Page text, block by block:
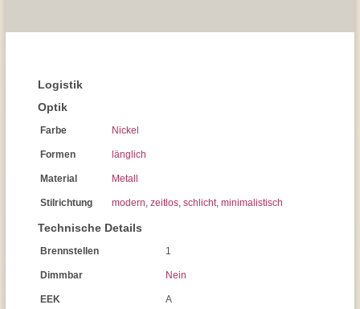
Logistik
Optik
Farbe Nickel
Formen länglich
Material Metall
Stilrichtung modern, zeitlos, schlicht, minimalistisch
Technische Details
Brennstellen 1
Dimmbar Nein
EEK A